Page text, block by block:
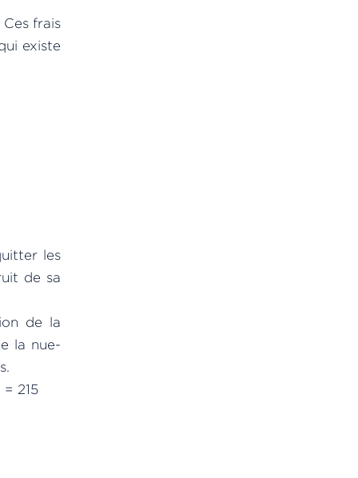
frais
existe
les
de sa
de la
la nue-
215